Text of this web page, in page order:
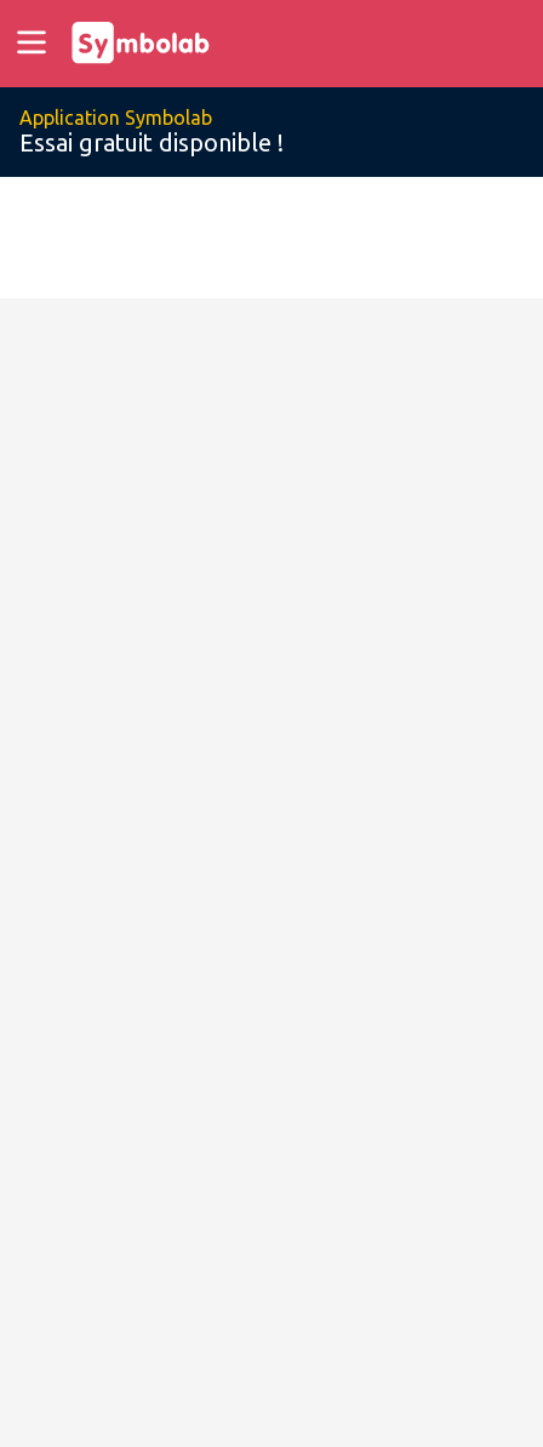
Application Symbolab
Essai gratuit disponible !